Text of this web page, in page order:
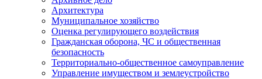
Архитектура
Муниципальное хозяйство
Оценка регулирующего воздействия
Гражданская оборона, ЧС и общественная
безопасность
Территориально-общественное самоуправление
Управление имуществом и землеустройство